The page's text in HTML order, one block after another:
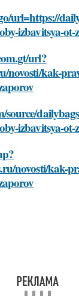
url=https://
izbavitsya-ot-
url?
novosti/kak-
source/
izbavitsya-ot-
novosti/kak-